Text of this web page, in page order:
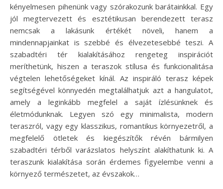
kényelmesen pihenünk vagy szórakozunk barátainkkal. Egy
jól megtervezett és esztétikusan berendezett terasz
nemcsak a lakásunk értékét növeli, hanem a
mindennapjainkat is szebbé és élvezetesebbé teszi. A
szabadtéri tér kialakításához rengeteg inspirációt
meríthetünk, hiszen a teraszok stílusa és funkcionalitása
végtelen lehetőségeket kínál. Az inspiráló terasz képek
segítségével könnyedén megtalálhatjuk azt a hangulatot,
amely a leginkább megfelel a saját ízlésünknek és
életmódunknak. Legyen szó egy minimalista, modern
teraszról, vagy egy klasszikus, romantikus környezetről, a
megfelelő ötletek és kiegészítők révén bármilyen
szabadtéri térből varázslatos helyszínt alakíthatunk ki. A
teraszunk kialakítása során érdemes figyelembe venni a
környező természetet, az évszakok…